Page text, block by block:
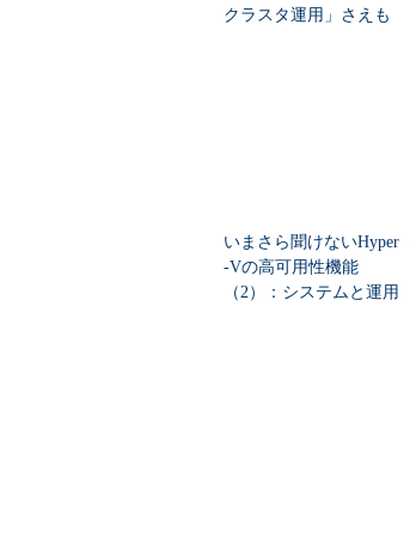
クラスタ運用」さえも
いまさら聞けないHyper
-Vの高可用性機能
（2）：システムと運用